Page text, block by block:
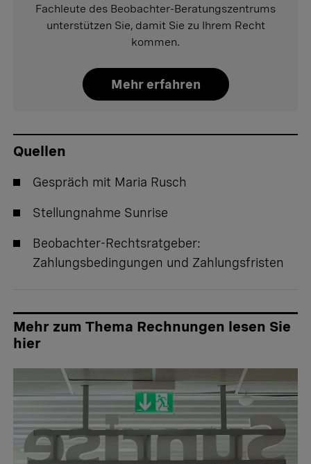
Fachleute des Beobachter-Beratungszentrums
unterstützen Sie, damit Sie zu Ihrem Recht
kommen.
Mehr erfahren
Quellen
Gespräch mit Maria Rusch
Stellungnahme Sunrise
Beobachter-Rechtsratgeber:
Zahlungsbedingungen und Zahlungsfristen
Mehr zum Thema Rechnungen lesen Sie
hier